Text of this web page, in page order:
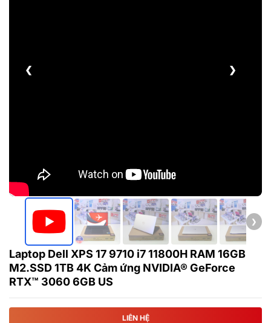
❮ ❯
❯
Laptop Dell XPS 17 9710 i7 11800H RAM 16GB
M2.SSD 1TB 4K Cảm ứng NVIDIA® GeForce
RTX™ 3060 6GB US
LIÊN HỆ